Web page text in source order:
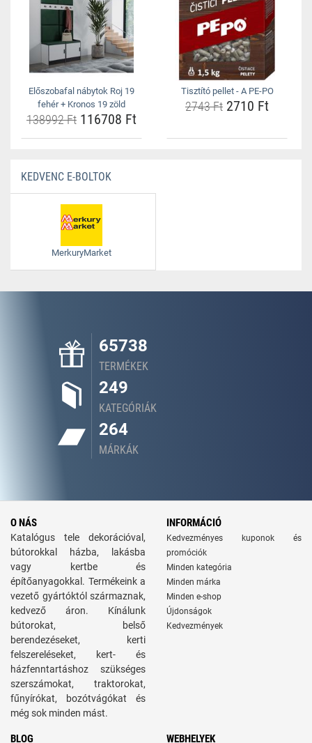
Előszobafal nábytok Roj 19
fehér + Kronos 19 zöld
138992 Ft 116708 Ft
Tisztító pellet - A PE-PO
2743 Ft 2710 Ft
KEDVENC E-BOLTOK
MerkuryMarket
65738
TERMÉKEK
249
KATEGÓRIÁK
264
MÁRKÁK
O NÁS
Katalógus tele dekorációval,
bútorokkal házba, lakásba
vagy kertbe és
építőanyagokkal. Termékeink a
vezető gyártóktól származnak,
kedvező áron. Kínálunk
bútorokat, belső
berendezéseket, kerti
felszereléseket, kert- és
házfenntartáshoz szükséges
szerszámokat, traktorokat,
fűnyírókat, bozótvágókat és
még sok minden mást.
INFORMÁCIÓ
Kedvezményes kuponok és
promóciók
Minden kategória
Minden márka
Minden e-shop
Újdonságok
Kedvezmények
BLOG WEBHELYEK